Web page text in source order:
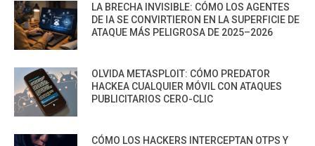
LA BRECHA INVISIBLE: CÓMO LOS AGENTES
DE IA SE CONVIRTIERON EN LA SUPERFICIE DE
ATAQUE MÁS PELIGROSA DE 2025–2026
OLVIDA METASPLOIT: CÓMO PREDATOR
HACKEA CUALQUIER MÓVIL CON ATAQUES
PUBLICITARIOS CERO-CLIC
CÓMO LOS HACKERS INTERCEPTAN OTPS Y